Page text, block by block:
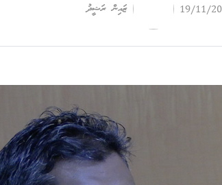
19/11/ ޒައިން ރަޝީދު